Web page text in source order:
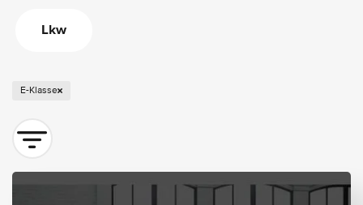
Lkw
E-Klasse